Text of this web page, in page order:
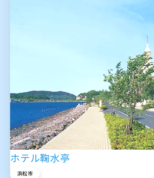
ホテル鞠水亭
浜松市